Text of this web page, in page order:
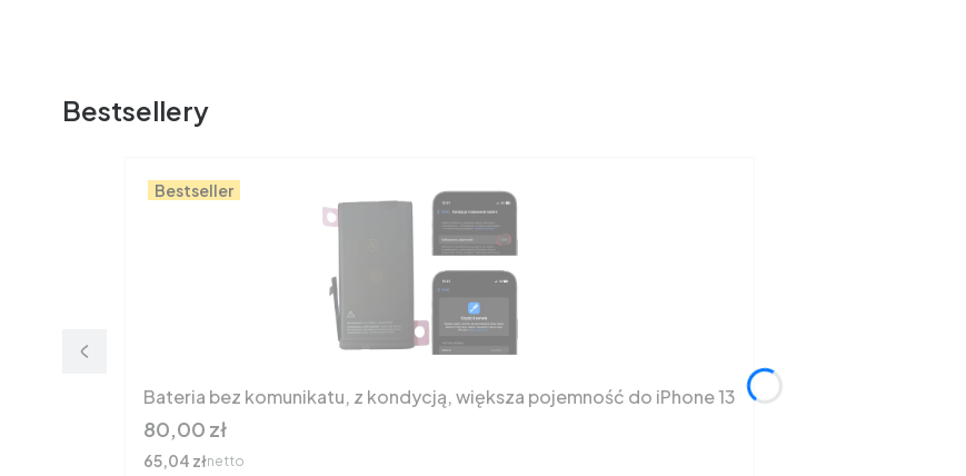
Bestsellery
Bestseller
Bateria bez komunikatu, z kondycją, większa pojemność do iPhone 13
Cena
80,00 zł
Cena
65,04 złnetto